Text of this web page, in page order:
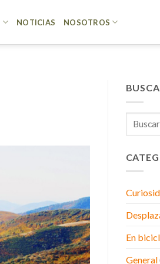
NOTICIAS NOSOTROS
En
General